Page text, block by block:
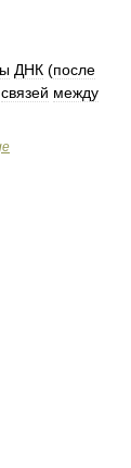
ДНК (после
связей между